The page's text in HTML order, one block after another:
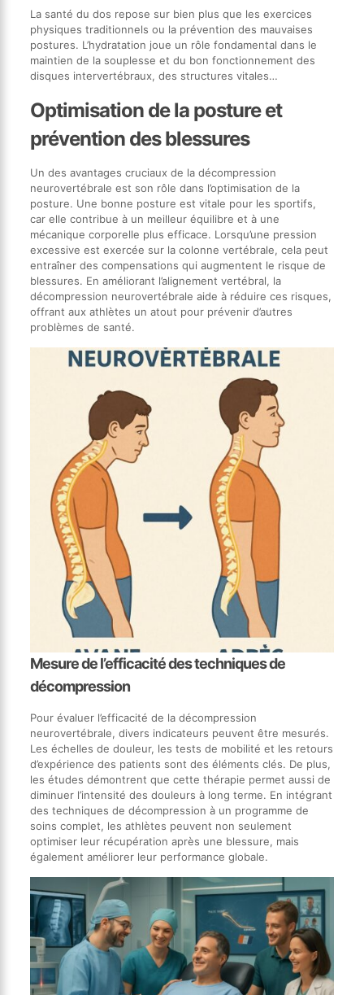
La santé du dos repose sur bien plus que les exercices
physiques traditionnels ou la prévention des mauvaises
postures. L’hydratation joue un rôle fondamental dans le
maintien de la souplesse et du bon fonctionnement des
disques intervertébraux, des structures vitales…
Optimisation de la posture et
prévention des blessures
Un des avantages cruciaux de la décompression
neurovertébrale est son rôle dans l’optimisation de la
posture. Une bonne posture est vitale pour les sportifs,
car elle contribue à un meilleur équilibre et à une
mécanique corporelle plus efficace. Lorsqu’une pression
excessive est exercée sur la colonne vertébrale, cela peut
entraîner des compensations qui augmentent le risque de
blessures. En améliorant l’alignement vertébral, la
décompression neurovertébrale aide à réduire ces risques,
offrant aux athlètes un atout pour prévenir d’autres
problèmes de santé.
Mesure de l’efficacité des techniques de
décompression
Pour évaluer l’efficacité de la décompression
neurovertébrale, divers indicateurs peuvent être mesurés.
Les échelles de douleur, les tests de mobilité et les retours
d’expérience des patients sont des éléments clés. De plus,
les études démontrent que cette thérapie permet aussi de
diminuer l’intensité des douleurs à long terme. En intégrant
des techniques de décompression à un programme de
soins complet, les athlètes peuvent non seulement
optimiser leur récupération après une blessure, mais
également améliorer leur performance globale.